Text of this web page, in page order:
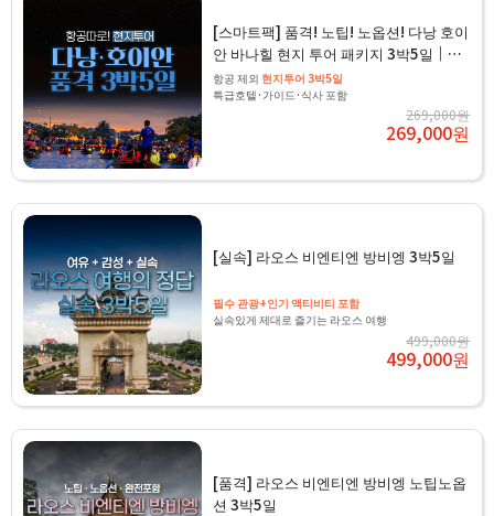
[스마트팩] 품격! 노팁! 노옵션! 다낭 호이
안 바나힐 현지 투어 패키지 3박5일｜특
급호텔·마사지·야경투어 포함
항공 제외현지투어 3박5일
특급호텔·가이드·식사 포함
269,000원
269,000원
[실속] 라오스 비엔티엔 방비엥 3박5일
필수 관광+인기 액티비티 포함
실속있게 제대로 즐기는 라오스 여행
499,000원
499,000원
[품격] 라오스 비엔티엔 방비엥 노팁노옵
션 3박5일